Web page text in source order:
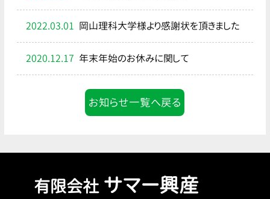
2022.03.01 岡山理科大学様より感謝状を頂きました
2020.12.17 年末年始のお休みに関して
お知らせ一覧へ戻る
有限会社サマー興産